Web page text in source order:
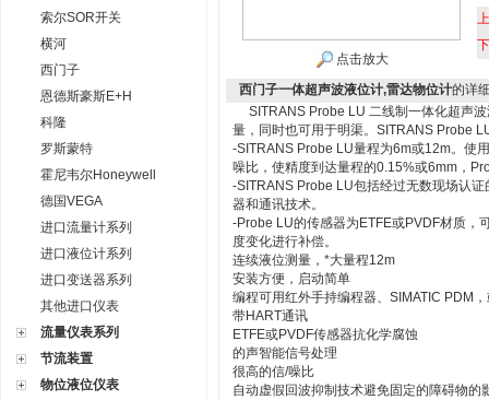
索尔SOR开关
横河
西门子
恩德斯豪斯E+H
科隆
罗斯蒙特
霍尼韦尔Honeywell
德国VEGA
进口流量计系列
进口液位计系列
进口变送器系列
其他进口仪表
流量仪表系列
节流装置
物位液位仪表
点击放大
西门子一体超声波液位计,雷达物位计的详
SITRANS Probe LU 二线制一体化超声
量，同时也可用于明渠。SITRANS Probe
-SITRANS Probe LU量程为6m或12m。使
噪比，使精度到达量程的0.15%或6mm，
-SITRANS Probe LU包括经过无数现场认
器和通讯技术。
-Probe LU的传感器为ETFE或PVDF材质，
度变化进行补偿。
连续液位测量，*大量程12m
安装方便，启动简单
编程可用红外手持编程器、SIMATIC PDM
带HART通讯
ETFE或PVDF传感器抗化学腐蚀
的声智能信号处理
很高的信/噪比
自动虚假回波抑制技术避免固定的障碍物的